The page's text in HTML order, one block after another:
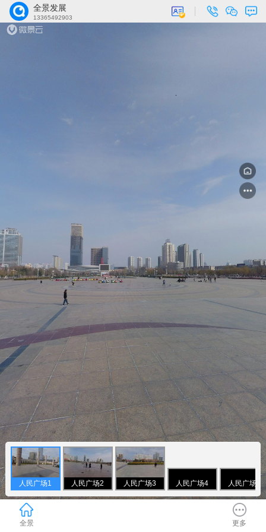
全景发展
13365492903
人民广场1 人民广场2 人民广场3 人民广场4 人民广场5
全景 更多